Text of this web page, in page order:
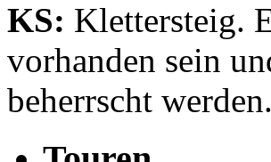
KS: Klettersteig.
vorhanden sein
beherrscht werden.